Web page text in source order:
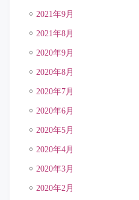
2021年9月
2021年8月
2020年9月
2020年8月
2020年7月
2020年6月
2020年5月
2020年4月
2020年3月
2020年2月